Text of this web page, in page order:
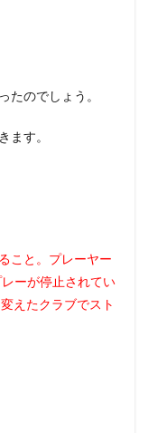
たのでしょう。
ます。
こと。プレーヤー
ーが停止されてい
えたクラブでスト